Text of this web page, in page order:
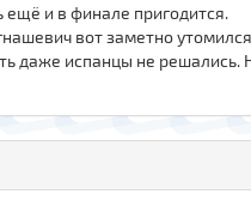
ещё и в финале пригодится.
вот заметно
даже испанцы не решались.